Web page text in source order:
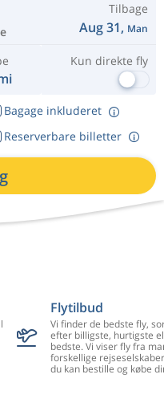
Tilbage
Aug 31, Man
Kun direkte fly
Bagage inkluderet
Reserverbare billetter
Flytilbud
Vi finder de bedste fly,
efter billigste, hurtigste
bedste. Vi viser fly fra
forskellige
du kan bestille og købe